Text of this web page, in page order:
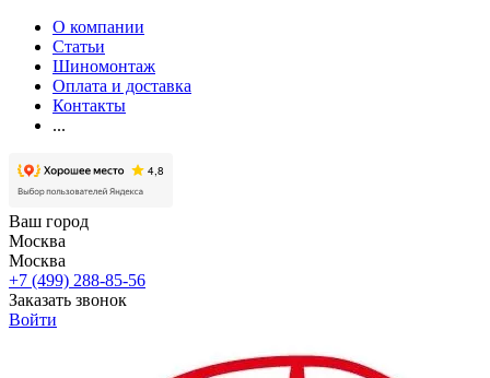
О компании
Статьи
Шиномонтаж
Оплата и доставка
Контакты
...
Ваш город
Москва
Москва
+7 (499) 288-85-56
Заказать звонок
Войти